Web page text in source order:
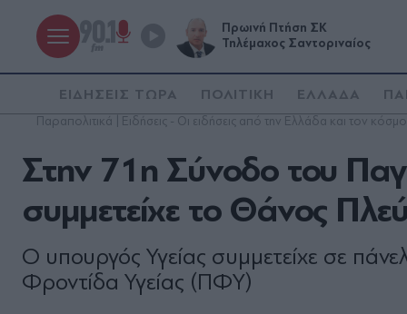
Πρωινή Πτήση ΣΚ
Τηλέμαχος Σαντοριναίος
ΕΙΔΗΣΕΙΣ ΤΩΡΑ ΠΟΛΙΤΙΚΗ ΕΛΛΑΔΑ
Παραπολιτικά | Ειδήσεις - Οι ειδήσεις από την Ελλάδα και τον κόσμο
Στην 71η Σύνοδο του
συμμετείχε το Θάνος
Ο υπουργός Υγείας συμμετείχε σε
Φροντίδα Υγείας (ΠΦΥ)